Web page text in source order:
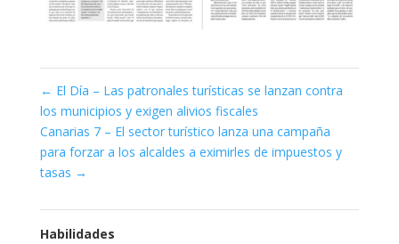
← El Día – Las patronales turísticas se lanzan contra
los municipios y exigen alivios fiscales
Canarias 7 – El sector turístico lanza una campaña
para forzar a los alcaldes a eximirles de impuestos y
tasas →
Habilidades